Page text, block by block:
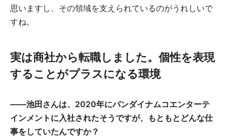
思いますし、その領域を支えられているのがうれしいで
すね。
実は商社から転職しました。個性を表現
することがプラスになる環境
――池田さんは、2020年にバンダイナムコエンターテ
インメントに入社されたそうですが、もともとどんな仕
事をしていたんですか？